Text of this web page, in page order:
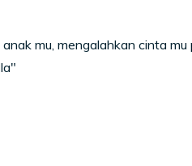
mu, mengalahkan cinta mu